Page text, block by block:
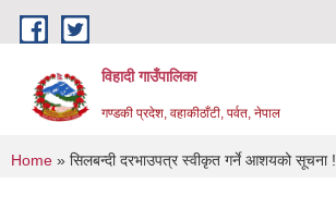
Skip to main content
विहादी गाउँपालिका
गण्डकी प्रदेश, वहाकीठाँटी, पर्वत, नेपाल
You are here
Home » सिलबन्दी दरभाउपत्र स्वीकृत गर्ने आशयको सूचना !